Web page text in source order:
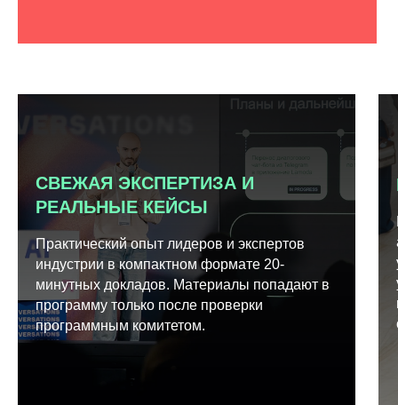
СВЕЖАЯ ЭКСПЕРТИЗА И
РЕАЛЬНЫЕ КЕЙСЫ
Практический опыт лидеров и экспертов
индустрии в компактном формате 20-
минутных докладов. Материалы попадают в
программу только после проверки
программным комитетом.